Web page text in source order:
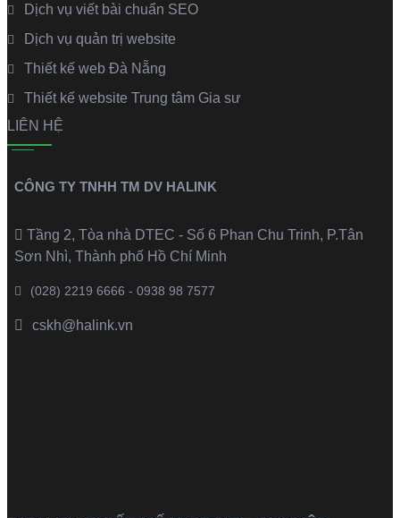
Dịch vụ viết bài chuẩn SEO
Dịch vụ quản trị website
Thiết kế web Đà Nẵng
Thiết kế website Trung tâm Gia sư
LIÊN HỆ
CÔNG TY TNHH TM DV HALINK
Tầng 2, Tòa nhà DTEC - Số 6 Phan Chu Trinh, P.Tân
Sơn Nhì, Thành phố Hồ Chí Minh
(028) 2219 6666 - 0938 98 7577
cskh@halink.vn